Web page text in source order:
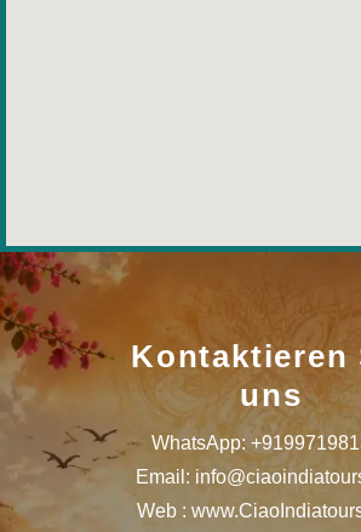
Kontaktieren
uns
WhatsApp:
Email:
Web :